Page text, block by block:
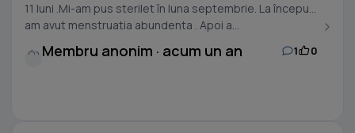
11 luni .Mi-am pus sterilet în luna septembrie. La început
am avut menstruatia abundenta . Apoi a...
Membru anonim · acum un an 1 0